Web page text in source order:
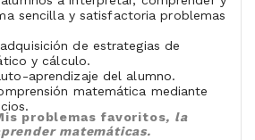
sencilla y satisfactoria problemas
de estrategias de
y cálculo.
aprendizaje del alumno.
matemática mediante
problemas favoritos, la
matemáticas.